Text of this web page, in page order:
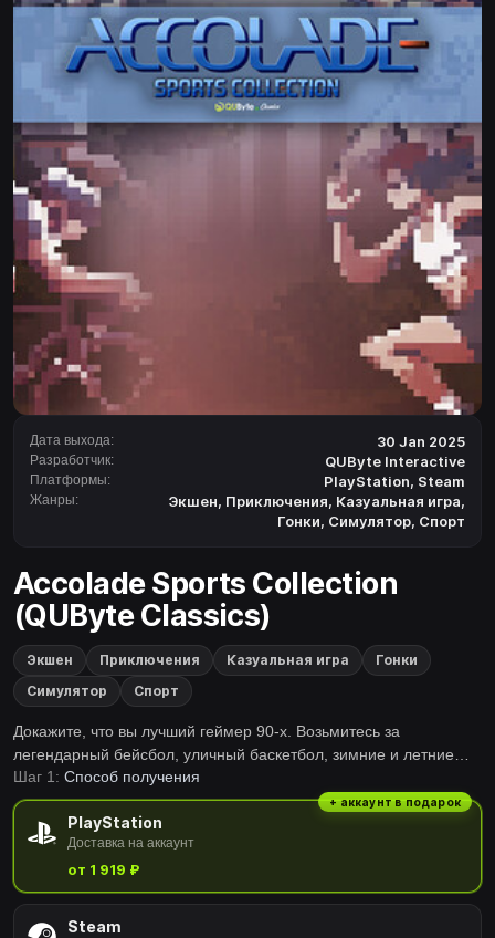
Дата выхода: 30 Jan 2025
Разработчик: QUByte Interactive
Платформы: PlayStation, Steam
Жанры: Экшен, Приключения, Казуальная игра,
Гонки, Симулятор, Спорт
Accolade Sports Collection
(QUByte Classics)
Экшен Приключения Казуальная игра
Гонки
Симулятор
Спорт
Докажите, что вы лучший геймер 90-х. Возьмитесь за
легендарный бейсбол, уличный баскетбол, зимние и летние
виды спорта и попытайтесь победить в пяти исторических
играх: Hardball!, Hardball II, Hoops Shut Up And Jam!, Winter
Challenge и Summer Challenge.
Шаг 1: Способ получения
PlayStation
Доставка на аккаунт
от 1 919 ₽
+ аккаунт в подарок
Steam